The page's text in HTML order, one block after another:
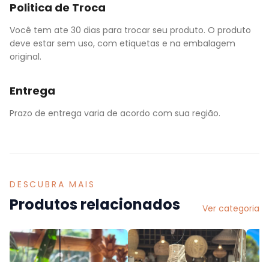
Politica de Troca
Você tem ate 30 dias para trocar seu produto. O produto
deve estar sem uso, com etiquetas e na embalagem
original.
Entrega
Prazo de entrega varia de acordo com sua região.
DESCUBRA MAIS
Produtos relacionados Ver categoria